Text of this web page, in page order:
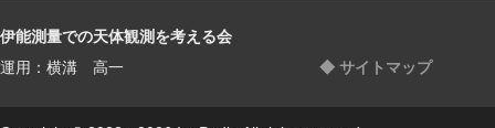
伊能測量での天体観測を考える会
運用：横溝 高一
◆ サイトマップ